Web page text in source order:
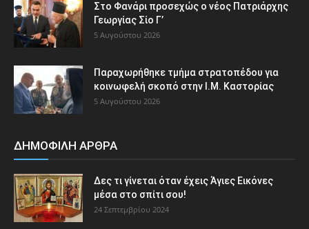
Στο Φανάρι προσεχώς ο νέος Πατριάρχης
Γεωργίας Σίο Γ’
5 Αυγούστου 2026
Παραχωρήθηκε τμήμα στρατοπέδου για
κοινωφελή σκοπό στην Ι.Μ. Καστορίας
5 Αυγούστου 2026
ΔΗΜΟΦΙΛΗ ΑΡΘΡΑ
Δες τι γίνεται όταν έχεις Άγιες Εικόνες
μέσα στο σπίτι σου!
24 Σεπτεμβρίου 2024